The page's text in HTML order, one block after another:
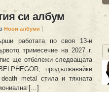
си албум
Нови албуми
работата по своя 13-и
тримесечие на 2027 г.
ще отбележи следващата
продължавайки
metal стила и тяхната
[…]